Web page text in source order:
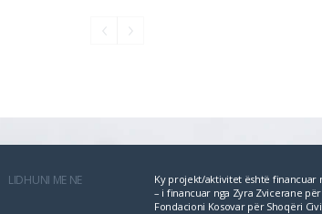
LIDHUNI ME NE
Ky projekt/aktivitet është financuar
– i financuar nga Zyra Zvicerane
Fondacioni Kosovar për Shoqëri